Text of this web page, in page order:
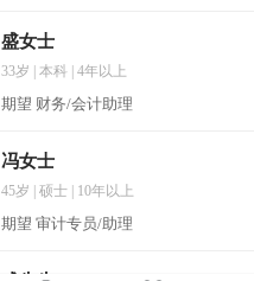
盛女士
33岁 | 本科 | 4年以上
期望 财务/会计助理
冯女士
45岁 | 硕士 | 10年以上
期望 审计专员/助理